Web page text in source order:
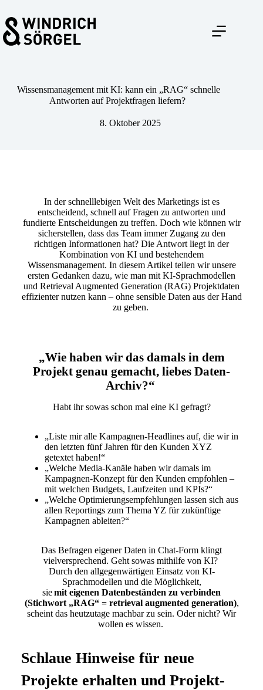
Inhalt
springen
Wissensmanagement mit KI: kann ein „RAG“ schnelle
Antworten auf Projektfragen liefern?
8. Oktober 2025
In der schnelllebigen Welt des Marketings ist es
entscheidend, schnell auf Fragen zu antworten und
fundierte Entscheidungen zu treffen. Doch wie können wir
sicherstellen, dass das Team immer Zugang zu den
richtigen Informationen hat? Die Antwort liegt in der
Kombination von KI und bestehendem
Wissensmanagement. In diesem Artikel teilen wir unsere
ersten Gedanken dazu, wie man mit KI-Sprachmodellen
und Retrieval Augmented Generation (RAG) Projektdaten
effizienter nutzen kann – ohne sensible Daten aus der Hand
zu geben.
„Wie haben wir das damals in dem
Projekt genau gemacht, liebes Daten-
Archiv?“
Habt ihr sowas schon mal eine KI gefragt?
„Liste mir alle Kampagnen-Headlines auf, die wir in
den letzten fünf Jahren für den Kunden XYZ
getextet haben!“
„Welche Media-Kanäle haben wir damals im
Kampagnen-Konzept für den Kunden empfohlen –
mit welchen Budgets, Laufzeiten und KPIs?“
„Welche Optimierungsempfehlungen lassen sich aus
allen Reportings zum Thema YZ für zukünftige
Kampagnen ableiten?“
Das Befragen eigener Daten in Chat-Form klingt
vielversprechend. Geht sowas mithilfe von KI?
Durch den allgegenwärtigen Einsatz von KI-
Sprachmodellen und die Möglichkeit,
siemit eigenen Datenbeständen zu verbinden
(Stichwort „RAG“ = retrieval augmented generation),
scheint das heutzutage machbar zu sein. Oder nicht? Wir
wollen es wissen.
Schlaue Hinweise für neue
Projekte erhalten und Projekt-